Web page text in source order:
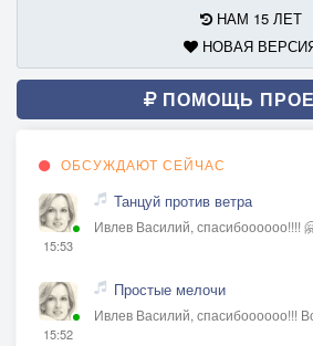
НАМ 15 ЛЕТ
НОВАЯ
ПОМОЩЬ
ОБСУЖДАЮТ СЕЙЧАС
15:53
Танцуй против ветра
Ивлев Василий, спасибоооооо!!!!
15:52
Простые мелочи
Ивлев Василий, спасибоооооо!!!